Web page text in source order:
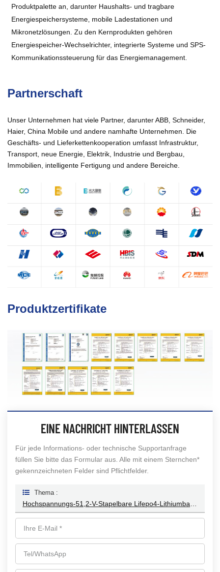
Produktpalette an, darunter Haushalts- und tragbare
Energiespeichersysteme, mobile Ladestationen und
Mikronetzlösungen. Zu den Kernprodukten gehören
Energiespeicher-Wechselrichter, integrierte Systeme und SPS-
Kommunikationssteuerung für das Energiemanagement.
Partnerschaft
Unser Unternehmen hat viele Partner, darunter ABB, Schneider,
Haier, China Mobile und andere namhafte Unternehmen. Die
Geschäfts- und Lieferkettenkooperation umfasst Infrastruktur,
Transport, neue Energie, Elektrik, Industrie und Bergbau,
Immobilien, intelligente Fertigung und andere Bereiche.
Produktzertifikate
EINE NACHRICHT HINTERLASSEN
Für jede Informations- oder technische Supportanfrage
füllen Sie bitte das Formular aus. Alle mit einem Sternchen*
gekennzeichneten Felder sind Pflichtfelder.
Thema :
Hochspannungs-51,2-V-Stapelbare Lifepo4-Lithiumbatterie GRP2.56-SHV Für Den Gewerblichen Einsatz